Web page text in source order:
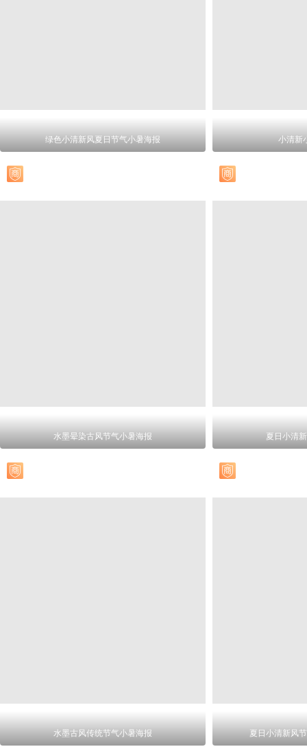
绿色小清新风夏日节气小暑海报 小清新
水墨晕染古风节气小暑海报 夏日小清
水墨古风传统节气小暑海报 夏日小清新风